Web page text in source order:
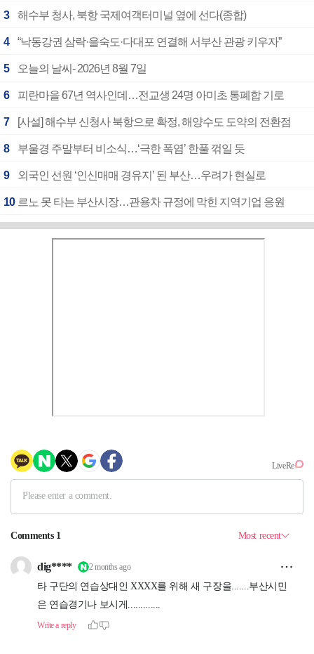
3 해수부 청사, 북항 국제여객터미널 옆에 선다(종합)
4 “낙동강권 삼락·을숙도·다대포 연결해 서부산 관광 키우자”
5 오늘의 날씨- 2026년 8월 7일
6 피란마을 67년 역사인데…전교생 24명 아미초 통폐합 기로
7 [사설] 해수부 신청사 북항으로 확정, 해양수도 도약의 전환점
8 부울경 주말부터 비소식…‘극한 폭염’ 한풀 꺾일 듯
9 외국인 선원 ‘인신매매 경유지’ 된 부산…우려가 현실로
10 르노 못 타는 부산시장…관용차 규정에 막힌 지역기업 응원